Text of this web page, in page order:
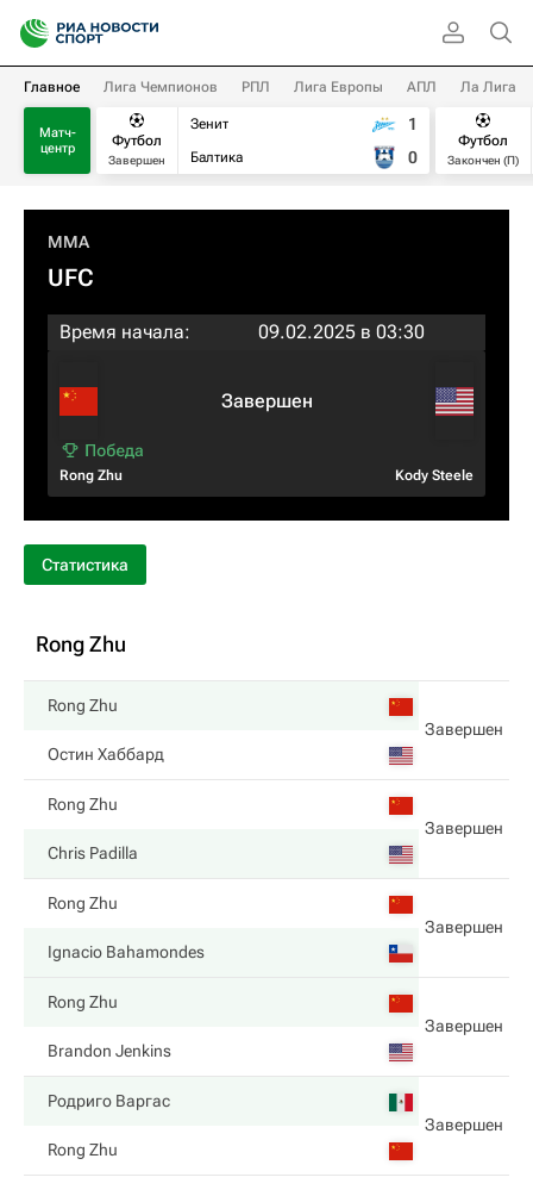
Главное Лига Чемпионов РПЛ Лига Европы АПЛ Ла Лига
Матч-
центр
Футбол
Завершен
Зенит
Балтика
1
0
Футбол
Закончен (П)
MMA
UFC
Время начала: 09.02.2025 в 03:30
Rong Zhu
Завершен
Kody Steele
Статистика
Rong Zhu
Rong Zhu
Завершен
Остин Хаббард
Rong Zhu
Завершен
Chris Padilla
Rong Zhu
Завершен
Ignacio Bahamondes
Rong Zhu
Завершен
Brandon Jenkins
Родриго Варгас
Завершен
Rong Zhu